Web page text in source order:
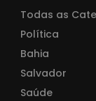
Todas as
Política
Bahia
Salvador
Saúde